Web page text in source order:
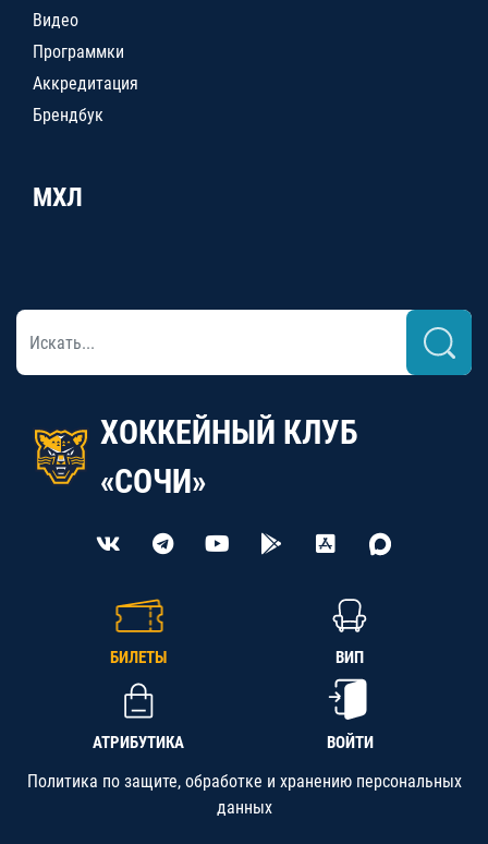
Видео
Программки
Аккредитация
Брендбук
МХЛ
ХОККЕЙНЫЙ КЛУБ
«СОЧИ»
БИЛЕТЫ ВИП
АТРИБУТИКА ВОЙТИ
Политика по защите, обработке и хранению персональных
данных